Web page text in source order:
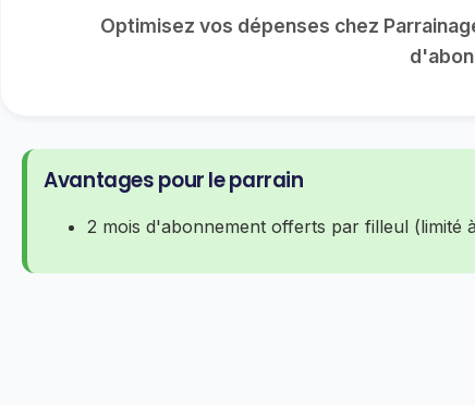
Optimisez vos dépenses chez
Avantages pour le parrain
2 mois d'abonnement offerts par filleul (limité